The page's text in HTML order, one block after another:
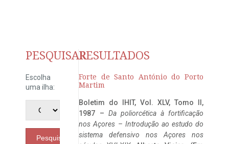
PESQUISAR
Escolha
uma ilha:
Pesquisar
RESULTADOS
Forte de Santo António do Porto
Martim
Boletim do IHIT, Vol. XLV, Tomo II,
1987 – Da poliorcética à fortificação
nos Açores – Introdução ao estudo do
sistema defensivo nos Açores nos